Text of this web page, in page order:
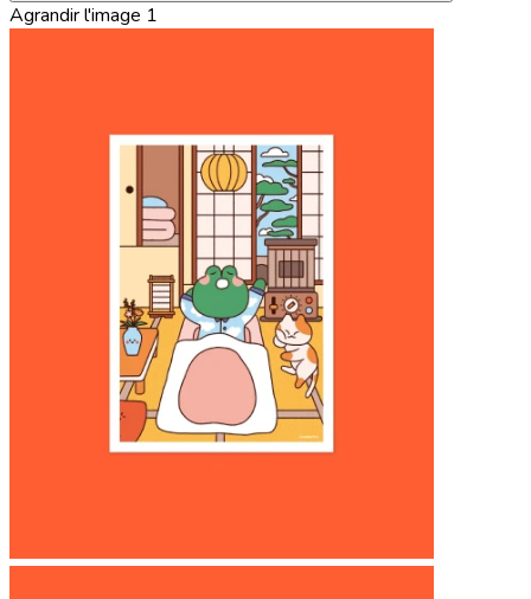
Agrandir l'image 1